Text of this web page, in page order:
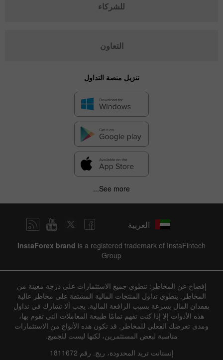
للشركاء
التعاون
تنزيل منصة التداول
See more...
العربية
InstaForex brand is a registered trademark of InstaFintech
Group
إفصاح عن المخاطر: تنطوي جميع الاستثمارات على درجة معينة من
المخاطر. ينطوي تداول المنتجات المالية المشتقة على مخاطر عالية
بفقدان المال بسرعة بسبب الرافعة المالية. يجب ألا تشارك في تداول
هذه الأدوات إلا إذا كنت تفهم تمامًا طبيعة المعاملات التي تقوم بها،
ومدى تعرضك الفعلي للمخاطر. قد تكون هذه الأنواع من الاستثمارات
مناسبة لبعض المستثمرين، لكنها ليست للجميع.
إنستانت تريد المحدودة، ريج. رقم 1811672